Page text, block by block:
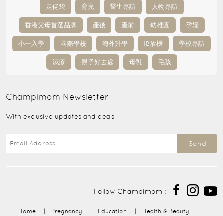
走佬袋 育兒 醫生專訪 人物專訪
香港父母首選品牌 產後 產前 幼稚園 孕婦
小一入學 國際學校 海外升學 IB放榜 學校專訪
濕疹 親子好去處 母乳 毛孩
Champimom Newsletter
With exclusive updates and deals
Send
Follow Champimom :
Home | Pregnancy | Education | Health & Beauty |